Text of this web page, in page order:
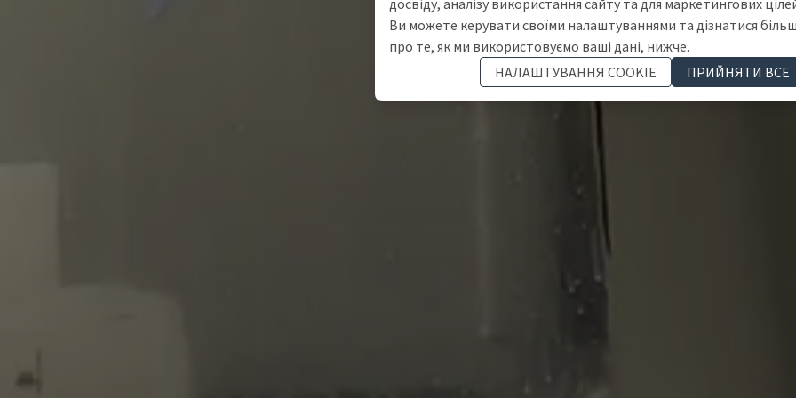
досвіду, аналізу використання сайту та для маркетингових
Ви можете керувати своїми налаштуваннями та дізнатися
про те, як ми використовуємо ваші дані, нижче.
НАЛАШТУВАННЯ COOKIE
ПРИЙНЯТИ ВСЕ